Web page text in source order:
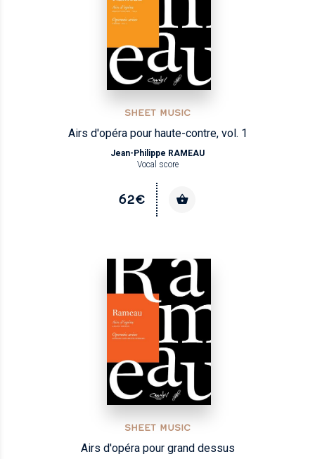
SHEET MUSIC
Airs d'opéra pour haute-contre, vol. 1
Jean-Philippe RAMEAU
Vocal score
62€
SHEET MUSIC
Airs d'opéra pour grand dessus